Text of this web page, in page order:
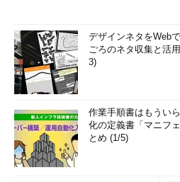
デザインネタをWeb
ごろのネタ収集と活
3)
作業手順書はもうい
化の定義書「マニフ
とめ (1/5)